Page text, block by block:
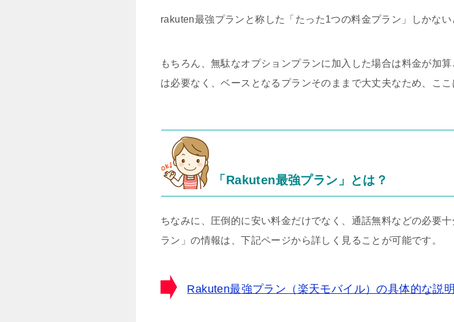
rakuten最強プランと称した「たった1つの料金プラン」しかない
もちろん、無駄なオプションプランに加入した場合は料金が加
は必要なく、ベースとなるプランそのままで大丈夫なため、ここ
「Rakuten最強プラン」とは？
ちなみに、圧倒的に安い料金だけでなく、通話無料などの必要
ラン」の情報は、下記ページから詳しく見ることが可能です。
Rakuten最強プラン（楽天モバイル）の具体的な説明